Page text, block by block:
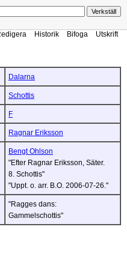
Historik Bifoga Utskrift
Dalarna
Schottis
F
Ragnar Eriksson
Bengt Ohlson
"Efter Ragnar Eriksson, Säter.
8. Schottis"
"Uppt. o. arr. B.O. 2006-07-26."
"Ragges dans:
Gammelschottis"